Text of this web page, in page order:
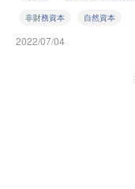
非財務資本 自然資本
2022/07/04